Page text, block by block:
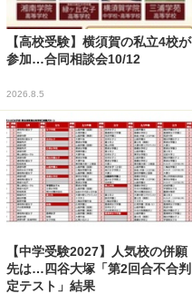
【高校受験】横須賀の私立4校が
参加…合同相談会10/12
2026.8.5
【中学受験2027】人気校の併願
先は…四谷大塚「第2回合不合判
定テスト」結果